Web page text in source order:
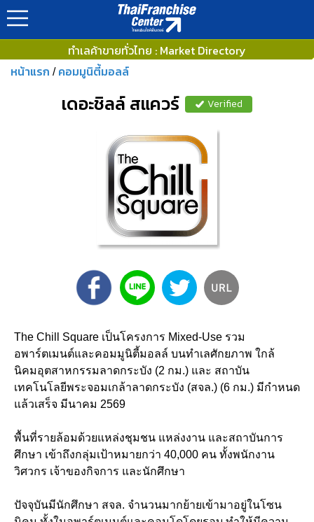
ทำเลค้าขายทั่วไทย : Market Directory
หน้าแรก / คอมมูนิตี้มอลล์
เดอะชิลล์ สแควร์ Verified
The Chill Square เป็นโครงการ Mixed-Use รวม
อพาร์ตเมนต์และคอมมูนิตี้มอลล์ บนทำเลศักยภาพ ใกล้
นิคมอุตสาหกรรมลาดกระบัง (2 กม.) และ สถาบัน
เทคโนโลยีพระจอมเกล้าลาดกระบัง (สจล.) (6 กม.) มีกำหนด
แล้วเสร็จ มีนาคม 2569
พื้นที่รายล้อมด้วยแหล่งชุมชน แหล่งงาน และสถาบันการ
ศึกษา เข้าถึงกลุ่มเป้าหมายกว่า 40,000 คน ทั้งพนักงาน
วิศวกร เจ้าของกิจการ และนักศึกษา
ปัจจุบันมีนักศึกษา สจล. จำนวนมากย้ายเข้ามาอยู่ในโซน